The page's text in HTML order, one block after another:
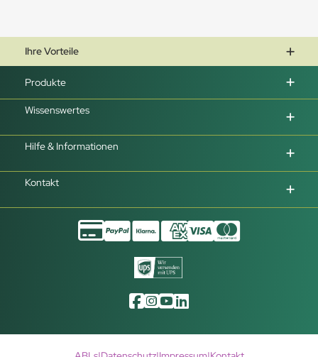
Ihre Vorteile
Produkte
Wissenswertes
Hilfe & Informationen
Kontakt